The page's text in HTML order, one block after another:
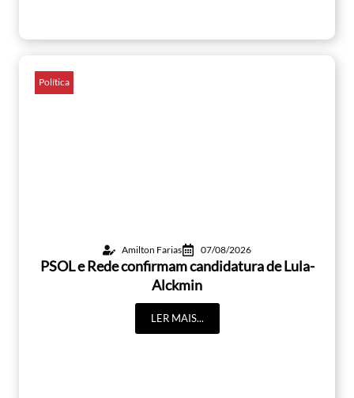
Política
Amilton Farias 07/08/2026
PSOL e Rede confirmam candidatura de Lula-
Alckmin
LER MAIS...